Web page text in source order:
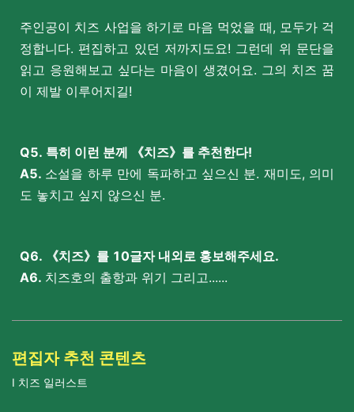
주인공이 치즈 사업을 하기로 마음 먹었을 때, 모두가 걱
정합니다. 편집하고 있던 저까지도요! 그런데 위 문단을
읽고 응원해보고 싶다는 마음이 생겼어요. 그의 치즈 꿈
이 제발 이루어지길!
Q5. 특히 이런 분께 《치즈》를 추천한다!
A5. 소설을 하루 만에 독파하고 싶으신 분. 재미도, 의미
도 놓치고 싶지 않으신 분.
Q6. 《치즈》를 10글자 내외로 홍보해주세요.
A6. 치즈호의 출항과 위기 그리고......
편집자 추천 콘텐츠
I 치즈 일러스트